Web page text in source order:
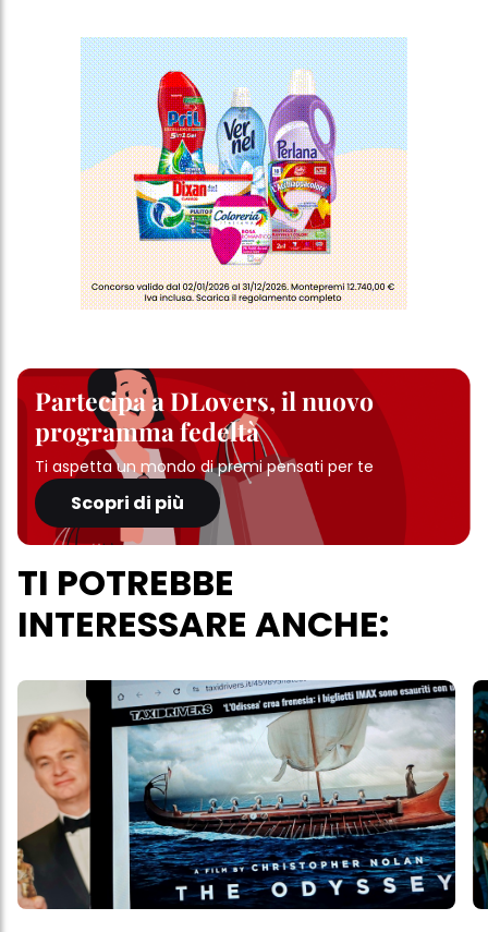
Partecipa a DLovers, il nuovo
programma fedeltà
Ti aspetta un mondo di premi pensati per te
Scopri di più
TI POTREBBE
INTERESSARE ANCHE: